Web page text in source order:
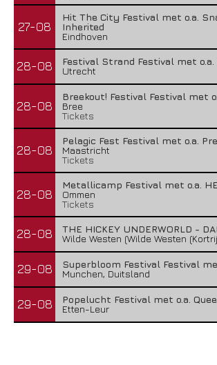
27-08
Hit The City Festival met o.a.
Inherited
Eindhoven
28-08
Festival Strand Festival met o.a.
Utrecht
28-08
Breekout! Festival Festival met
Bree
Tickets
28-08
Pelagic Fest Festival met o.a.
Maastricht
Tickets
28-08
Metallicamp Festival met o.a.
Ommen
Tickets
28-08
THE HICKEY UNDERWORLD -
Wilde Westen (Wilde Westen
29-08
Superbloom Festival Festival
Munchen, Duitsland
29-08
Popelucht Festival met o.a.
Etten-Leur